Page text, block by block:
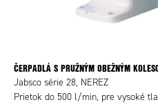
ČERPADLÁ S PRUŽNÝM OBEŽNÝM
Jabsco série 28, NEREZ
Prietok do 500 l/min, pre vysoké